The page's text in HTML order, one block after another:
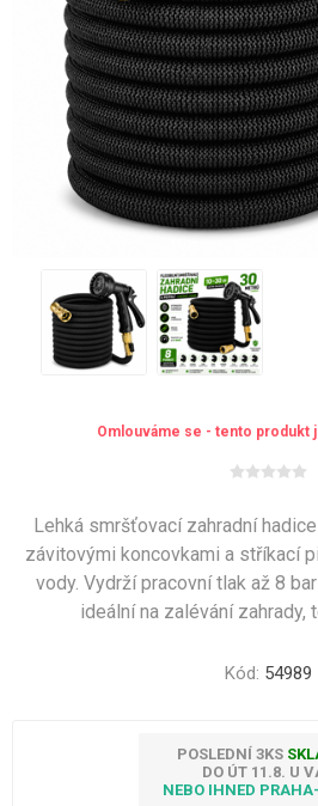
Omlouváme se - tento produkt
Lehká smršťovací zahradní
závitovými koncovkami a stříkací
vody. Vydrží pracovní tlak až 8
ideální na zalévání zahrady,
Kód: 54989
POSLEDNÍ 3KS
DO ÚT 11.8. U
NEBO IHNED